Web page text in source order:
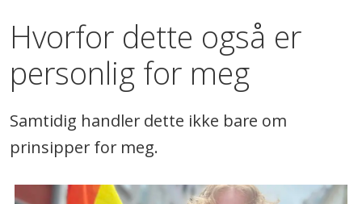
Hvorfor dette også er
personlig for meg
Samtidig handler dette ikke bare om
prinsipper for meg.